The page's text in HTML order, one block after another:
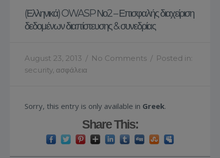
(Ελληνικά) OWASP Νο2 – Επισφαλής διαχείριση
δεδομένων διαπίστευσης & συνεδρίας
August 23, 2013 / No Comments / Posted in:
security, ασφάλεια
Sorry, this entry is only available in Greek.
Share This: